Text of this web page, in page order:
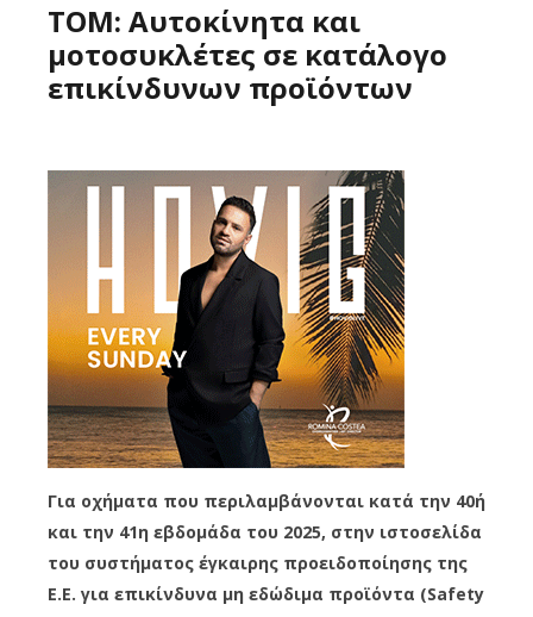
ΤΟΜ: Αυτοκίνητα και
μοτοσυκλέτες σε κατάλογο
επικίνδυνων προϊόντων
Για οχήματα που περιλαμβάνονται κατά την 40ή
και την 41η εβδομάδα του 2025, στην ιστοσελίδα
του συστήματος έγκαιρης προειδοποίησης της
Ε.Ε. για επικίνδυνα μη εδώδιμα προϊόντα (Safety